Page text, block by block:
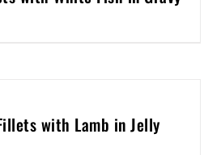
with Lamb in Jelly